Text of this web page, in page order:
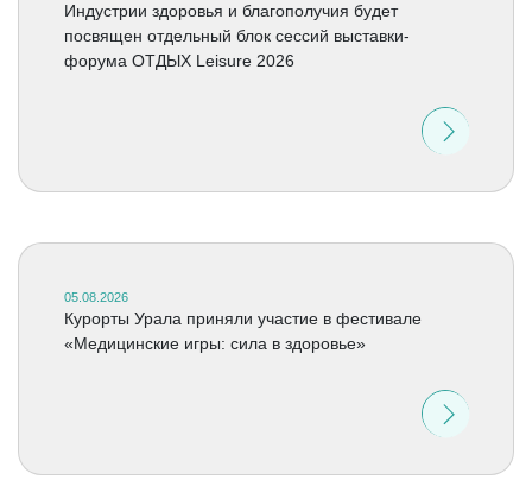
Индустрии здоровья и благополучия будет
посвящен отдельный блок сессий выставки-
форума ОТДЫХ Leisure 2026
05.08.2026
Курорты Урала приняли участие в фестивале
«Медицинские игры: сила в здоровье»